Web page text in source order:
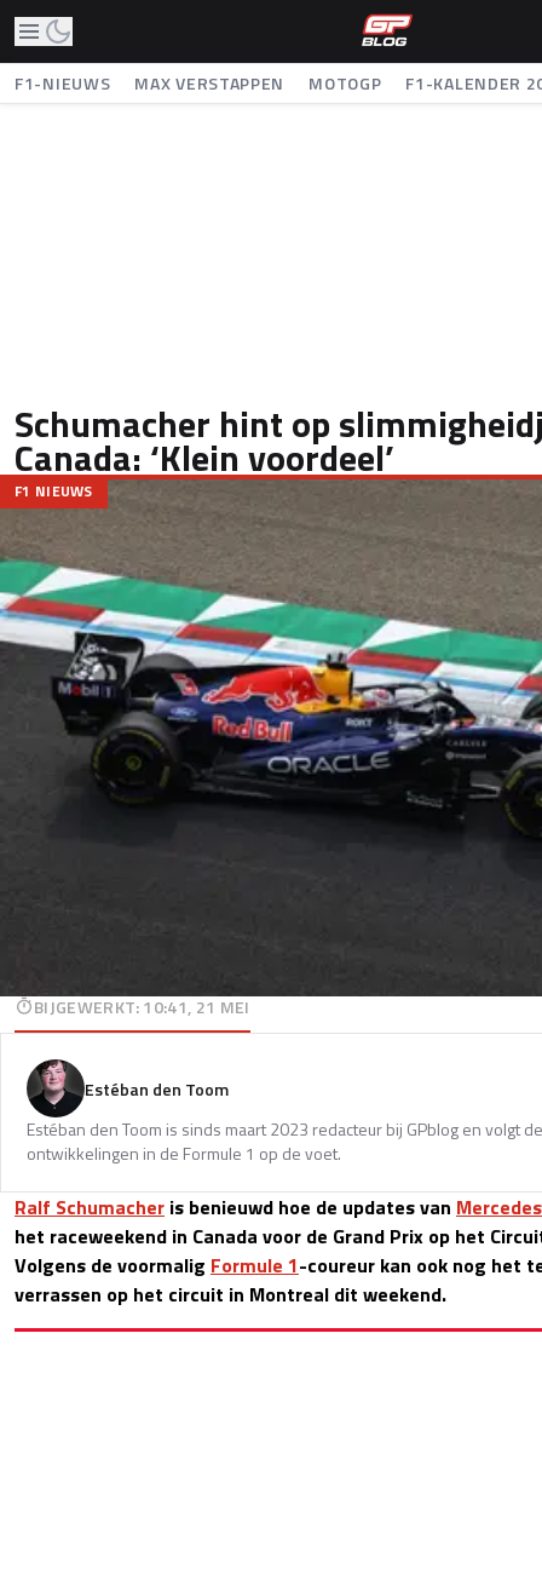
F1-NIEUWS MAX VERSTAPPEN MOTOGP F1-KALENDER
Schumacher hint op
Canada: ‘Klein voordeel’
F1 NIEUWS
BIJGEWERKT:10:41, 21 MEI
Estéban den Toom
Estéban den Toom is sinds maart 2023 redacteur bij GPblog en volgt
ontwikkelingen in de Formule 1 op de voet.
Ralf Schumacher is benieuwd hoe de updates van Mercedes
het raceweekend in Canada voor de Grand Prix op het
Volgens de voormalig Formule 1-coureur kan ook nog het
verrassen op het circuit in Montreal dit weekend.